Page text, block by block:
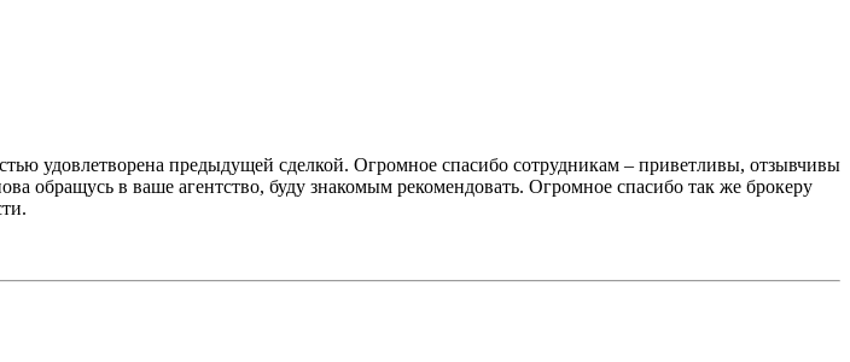
удовлетворена предыдущей сделкой. Огромное спасибо сотрудникам – приветливы, отзывчивы
обращусь в ваше агентство, буду знакомым рекомендовать. Огромное спасибо так же брокеру